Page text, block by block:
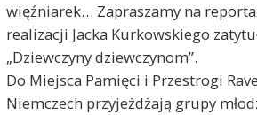
więźniarek… Zapraszamy na
realizacji Jacka Kurkowskiego
„Dziewczyny dziewczynom”.
Do Miejsca Pamięci i Przestrogi
Niemczech przyjeżdżają grupy